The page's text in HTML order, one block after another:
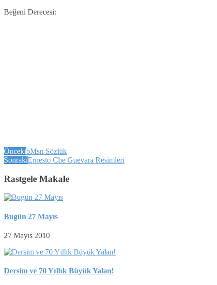
Beğeni Derecesi:
ÖncekibMsn Sözlük
SonrakiErnesto Che Guevara Resimleri
Rastgele Makale
Bugün 27 Mayıs
27 Mayıs 2010
Dersim ve 70 Yιllιk Büyük Yalan!